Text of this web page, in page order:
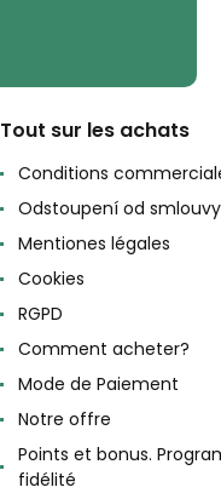
Tout sur les achats
Conditions
Odstoupení od smlouvy
Mentiones légales
Cookies
RGPD
Comment acheter?
Mode de Paiement
Notre offre
Points et bonus.
fidélité